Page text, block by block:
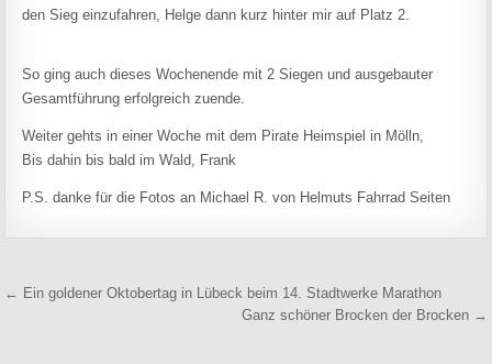
den Sieg einzufahren, Helge dann kurz hinter mir auf Platz 2.
So ging auch dieses Wochenende mit 2 Siegen und ausgebauter
Gesamtführung erfolgreich zuende.
Weiter gehts in einer Woche mit dem Pirate Heimspiel in Mölln,
Bis dahin bis bald im Wald, Frank
P.S. danke für die Fotos an Michael R. von Helmuts Fahrrad Seiten
Beitragsnavigation
← Ein goldener Oktobertag in Lübeck beim 14. Stadtwerke Marathon
Ganz schöner Brocken der Brocken →